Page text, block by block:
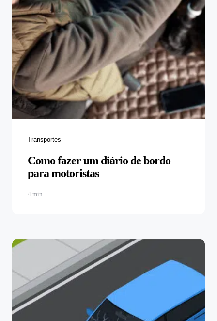
Categories
Transportes
Como fazer um diário de bordo
para motoristas
4 min